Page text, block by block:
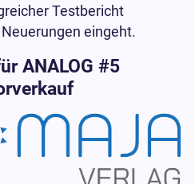
Testbericht
eingeht.
ANALOG #5